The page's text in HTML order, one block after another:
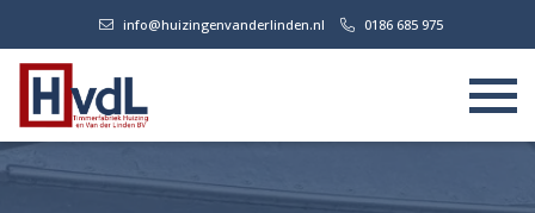
info@huizingenvanderlinden.nl 0186 685 975